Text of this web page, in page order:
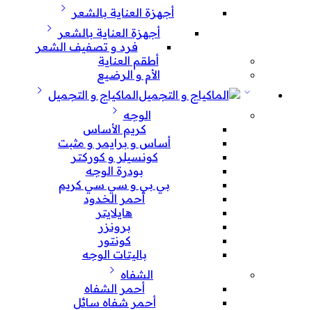
أجهزة العناية بالشعر
أجهزة العناية بالشعر
فرد و تصفيف الشعر
أطقم العناية
الأم و الرضيع
الماكياج و التجميل
الوجه
كريم الأساس
أساس و برايمر و مثبت
كونسيلر و كوركتر
بودرة الوجه
بي بي و سي سي كريم
أحمر الخدود
هايلايتر
برونزر
كونتور
باليتات الوجه
الشفاه
أحمر الشفاه
أحمر شفاه سائل